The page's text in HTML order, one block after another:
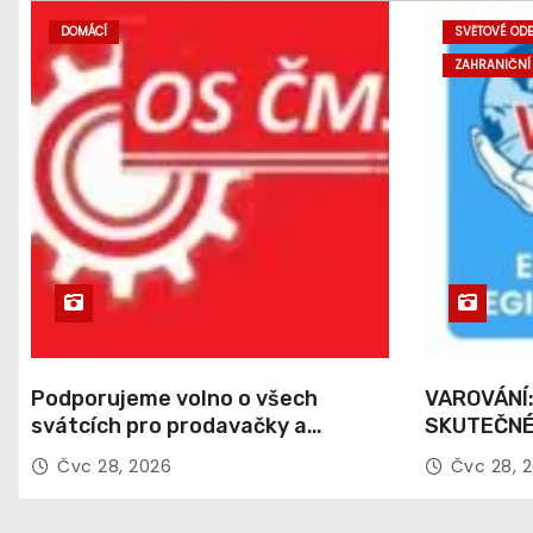
DOMÁCÍ
Podporujeme volno o všech
svátcích pro prodavačky a
prodavače
Čvc 28, 2026
SVĚTOVÉ
ZAHRANIČNÍ
Čvc 28,